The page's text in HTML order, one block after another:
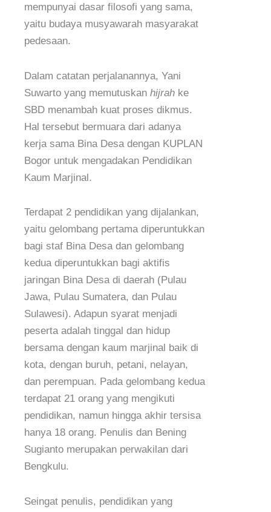
mempunyai dasar filosofi yang sama,
yaitu budaya musyawarah masyarakat
pedesaan.
Dalam catatan perjalanannya, Yani
Suwarto yang memutuskan hijrah ke
SBD menambah kuat proses dikmus.
Hal tersebut bermuara dari adanya
kerja sama Bina Desa dengan KUPLAN
Bogor untuk mengadakan Pendidikan
Kaum Marjinal.
Terdapat 2 pendidikan yang dijalankan,
yaitu gelombang pertama diperuntukkan
bagi staf Bina Desa dan gelombang
kedua diperuntukkan bagi aktifis
jaringan Bina Desa di daerah (Pulau
Jawa, Pulau Sumatera, dan Pulau
Sulawesi). Adapun syarat menjadi
peserta adalah tinggal dan hidup
bersama dengan kaum marjinal baik di
kota, dengan buruh, petani, nelayan,
dan perempuan. Pada gelombang kedua
terdapat 21 orang yang mengikuti
pendidikan, namun hingga akhir tersisa
hanya 18 orang. Penulis dan Bening
Sugianto merupakan perwakilan dari
Bengkulu.
Seingat penulis, pendidikan yang